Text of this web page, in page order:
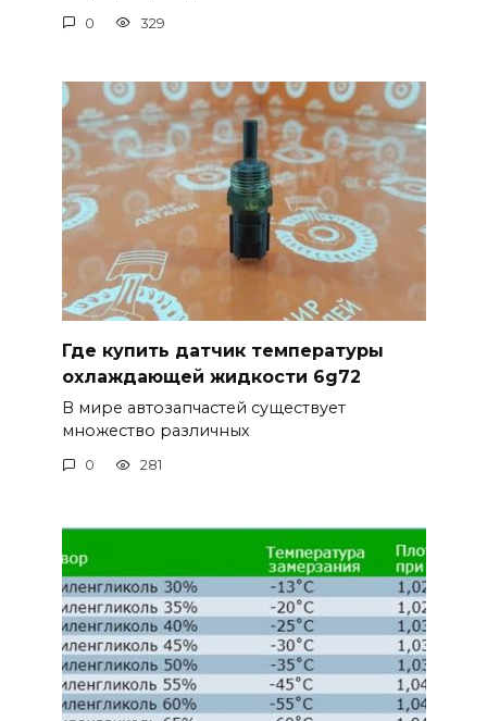
0 329
Где купить датчик температуры
охлаждающей жидкости 6g72
В мире автозапчастей существует
множество различных
0 281